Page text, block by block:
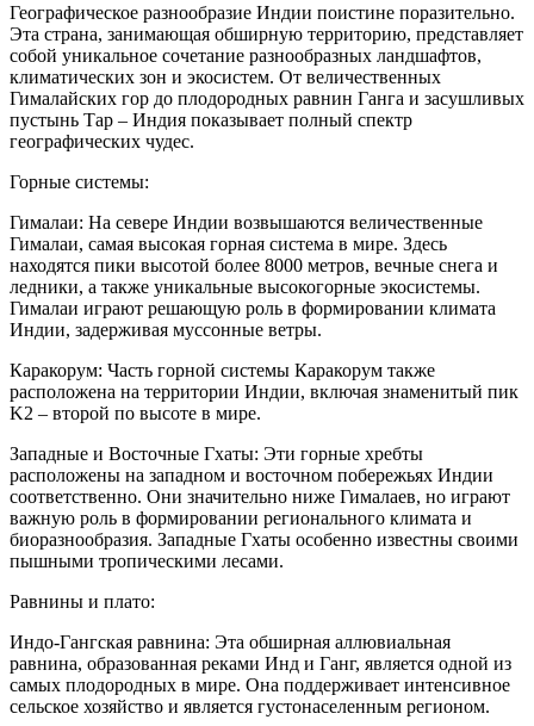
Географическое разнообразие Индии поистине поразительно.
Эта страна, занимающая обширную территорию, представляет
собой уникальное сочетание разнообразных ландшафтов,
климатических зон и экосистем. От величественных
Гималайских гор до плодородных равнин Ганга и засушливых
пустынь Тар – Индия показывает полный спектр
географических чудес.
Горные системы:
Гималаи: На севере Индии возвышаются величественные
Гималаи, самая высокая горная система в мире. Здесь
находятся пики высотой более 8000 метров, вечные снега и
ледники, а также уникальные высокогорные экосистемы.
Гималаи играют решающую роль в формировании климата
Индии, задерживая муссонные ветры.
Каракорум: Часть горной системы Каракорум также
расположена на территории Индии, включая знаменитый пик
K2 – второй по высоте в мире.
Западные и Восточные Гхаты: Эти горные хребты
расположены на западном и восточном побережьях Индии
соответственно. Они значительно ниже Гималаев, но играют
важную роль в формировании регионального климата и
биоразнообразия. Западные Гхаты особенно известны своими
пышными тропическими лесами.
Равнины и плато:
Индо-Гангская равнина: Эта обширная аллювиальная
равнина, образованная реками Инд и Ганг, является одной из
самых плодородных в мире. Она поддерживает интенсивное
сельское хозяйство и является густонаселенным регионом.